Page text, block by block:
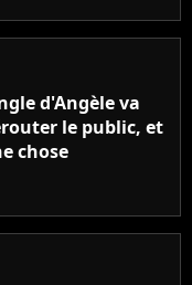
d'Angèle va
le public, et
chose